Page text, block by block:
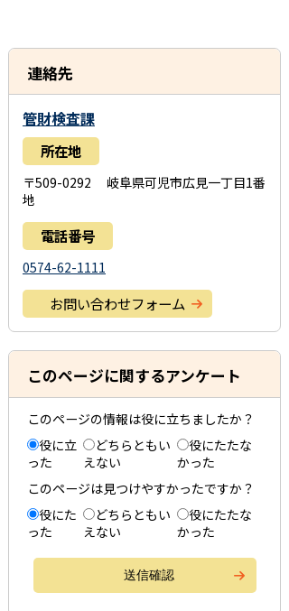
連絡先
管財検査課
所在地
〒509-0292 岐阜県可児市広見一丁目1番
地
電話番号
0574-62-1111
お問い合わせフォーム
このページに関するアンケート
このページの情報は役に立ちましたか？
役に立
った
どちらともい
えない
役にたたな
かった
このページは見つけやすかったですか？
役にた
った
どちらともい
えない
役にたたな
かった